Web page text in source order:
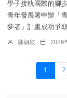
學子接軌國際的腳
青年發展署申辦「
夢者」計畫成功爭
陳朝枝 2026
1 2